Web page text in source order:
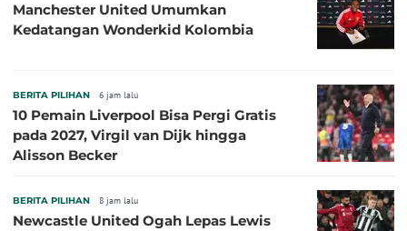
Manchester United Umumkan
Kedatangan Wonderkid Kolombia
BERITA PILIHAN 6 jam lalu
10 Pemain Liverpool Bisa Pergi Gratis
pada 2027, Virgil van Dijk hingga
Alisson Becker
BERITA PILIHAN 8 jam lalu
Newcastle United Ogah Lepas Lewis